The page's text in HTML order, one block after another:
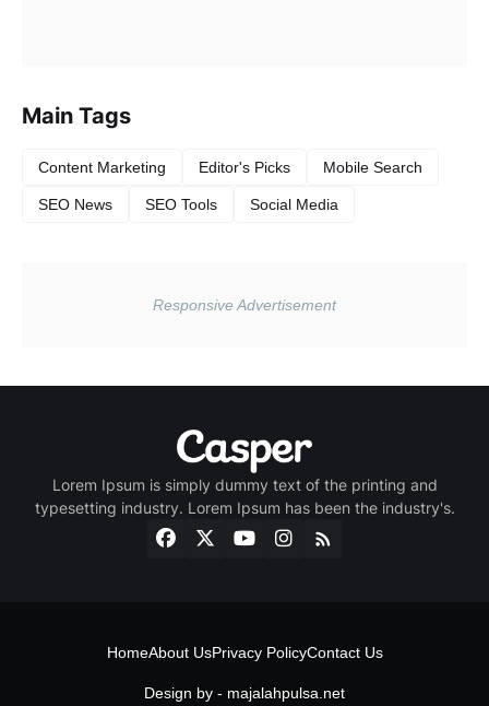
Main Tags
Content Marketing Editor's Picks Mobile Search
SEO News SEO Tools Social Media
Lorem Ipsum is simply dummy text of the printing and
typesetting industry. Lorem Ipsum has been the industry's.
Design by - majalahpulsa.net
HomeAbout UsPrivacy PolicyContact Us